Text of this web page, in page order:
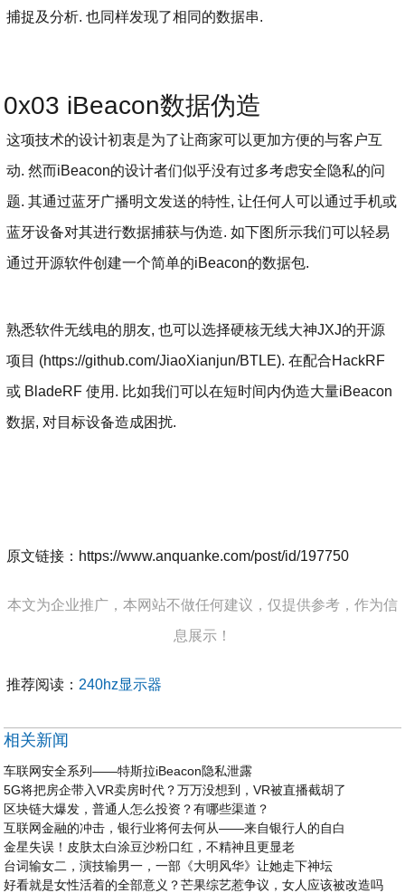
捕捉及分析. 也同样发现了相同的数据串.
0x03 iBeacon数据伪造
这项技术的设计初衷是为了让商家可以更加方便的与客户互
动. 然而iBeacon的设计者们似乎没有过多考虑安全隐私的问
题. 其通过蓝牙广播明文发送的特性, 让任何人可以通过手机或
蓝牙设备对其进行数据捕获与伪造. 如下图所示我们可以轻易
通过开源软件创建一个简单的iBeacon的数据包.
熟悉软件无线电的朋友, 也可以选择硬核无线大神JXJ的开源
项目 (https://github.com/JiaoXianjun/BTLE). 在配合HackRF
或 BladeRF 使用. 比如我们可以在短时间内伪造大量iBeacon
数据, 对目标设备造成困扰.
原文链接：https://www.anquanke.com/post/id/197750
本文为企业推广，本网站不做任何建议，仅提供参考，作为信
息展示！
推荐阅读： 240hz显示器
相关新闻
车联网安全系列——特斯拉iBeacon隐私泄露
5G将把房企带入VR卖房时代？万万没想到，VR被直播截胡了
区块链大爆发，普通人怎么投资？有哪些渠道？
互联网金融的冲击，银行业将何去何从——来自银行人的自白
金星失误！皮肤太白涂豆沙粉口红，不精神且更显老
台词输女二，演技输男一，一部《大明风华》让她走下神坛
好看就是女性活着的全部意义？芒果综艺惹争议，女人应该被改造吗